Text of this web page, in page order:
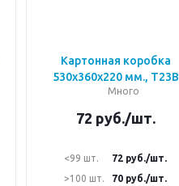
Картонная коробка
530х360х220 мм., Т23В
Много
72 руб./шт.
<99 шт. 72 руб./шт.
>100 шт.
70 руб./шт.